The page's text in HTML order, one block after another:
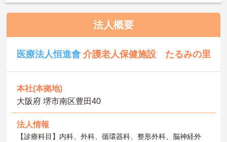
法人概要
医療法人恒進會介護老人保健施設 たるみの里
本社(本拠地)
大阪府 堺市南区豊田40
法人情報
【診療科目】内科、外科、循環器科、整形外科、脳神経外